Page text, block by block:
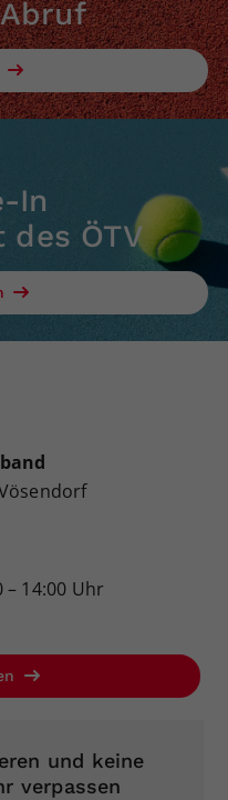
In
des ÖTV
14:00 Uhr
und keine
verpassen